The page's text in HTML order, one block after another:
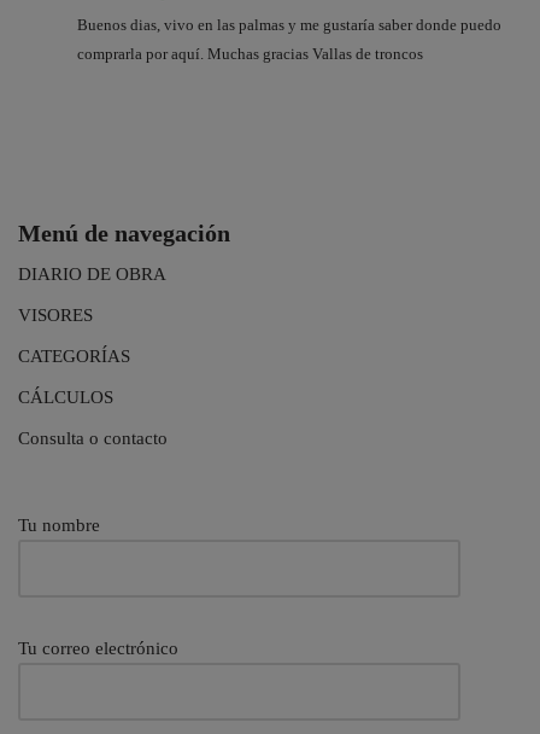
Buenos dias, vivo en las palmas y me gustaría saber donde puedo
comprarla por aquí. Muchas gracias Vallas de troncos
Menú de navegación
DIARIO DE OBRA
VISORES
CATEGORÍAS
CÁLCULOS
Consulta o contacto
Tu nombre
Tu correo electrónico